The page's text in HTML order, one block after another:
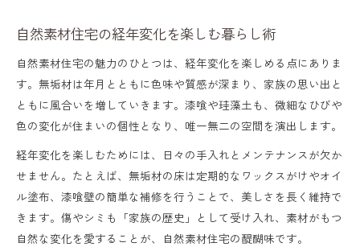
自然素材住宅の経年変化を楽しむ暮らし術
自然素材住宅の魅力のひとつは、経年変化を楽しめる点にありま
す。無垢材は年月とともに色味や質感が深まり、家族の思い出と
ともに風合いを増していきます。漆喰や珪藻土も、微細なひびや
色の変化が住まいの個性となり、唯一無二の空間を演出します。
経年変化を楽しむためには、日々の手入れとメンテナンスが欠か
せません。たとえば、無垢材の床は定期的なワックスがけやオイ
ル塗布、漆喰壁の簡単な補修を行うことで、美しさを長く維持で
きます。傷やシミも「家族の歴史」として受け入れ、素材がもつ
自然な変化を愛することが、自然素材住宅の醍醐味です。